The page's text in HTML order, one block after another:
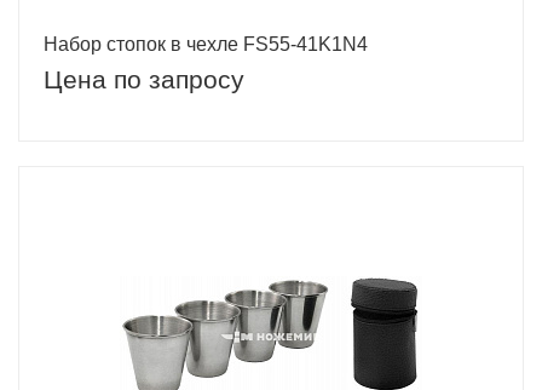
Набор стопок в чехле FS55-41K1N4
Цена по запросу